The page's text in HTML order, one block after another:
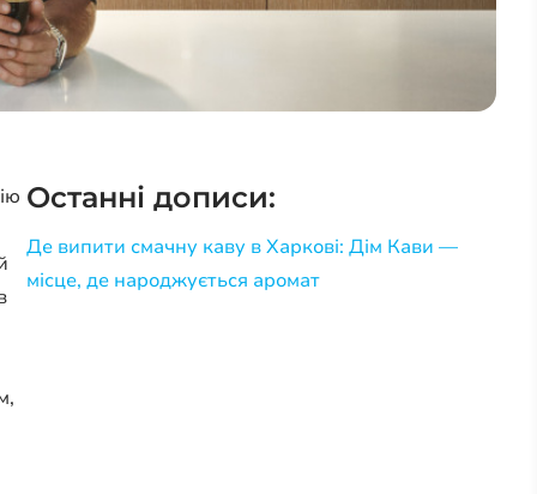
Останні дописи:
Де випити смачну каву в Харкові: Дім Кави —
місце, де народжується аромат